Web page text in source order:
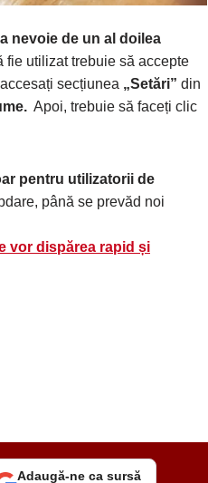
nevoie de un al doilea
fie utilizat trebuie să accepte
secțiunea „Setări” din
Apoi, trebuie să faceți clic
pentru utilizatorii de
până se prevăd noi
vor dispărea rapid și
Adaugă-ne ca sursă